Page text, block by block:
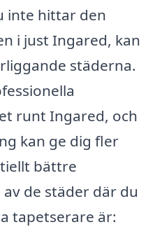
inte hittar den
i just Ingared, kan
städerna.
runt Ingared, och
kan ge dig fler
bättre
de städer där du
tapetserare är: